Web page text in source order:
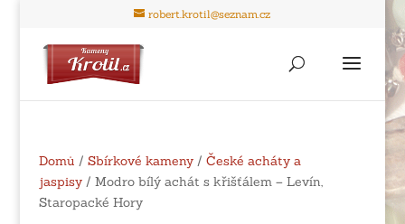
robert.krotil@seznam.cz
Domů / Sbírkové kameny/ České acháty a
jaspisy/ Modro bílý achát s křišťálem – Levín,
Staropacké Hory